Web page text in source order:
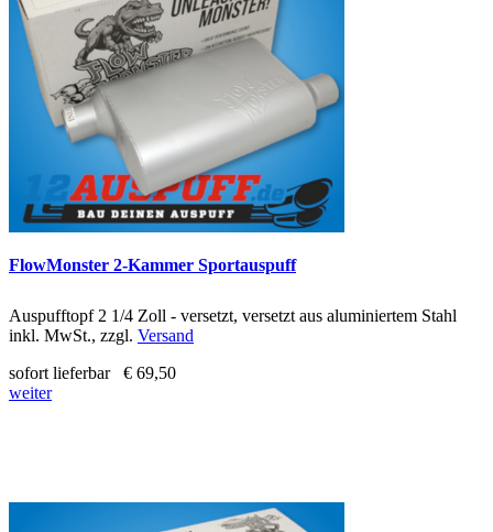
FlowMonster 2-Kammer Sportauspuff
Auspufftopf 2 1/4 Zoll - versetzt, versetzt aus aluminiertem Stahl
inkl. MwSt., zzgl. Versand
sofort lieferbar
€ 69,50
weiter